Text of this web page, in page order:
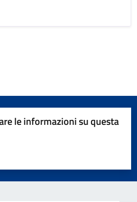
le informazioni su questa
5 stelle su 5
su 5
su 5
5